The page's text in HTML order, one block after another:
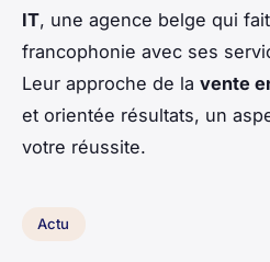
IT, une agence belge qui
francophonie avec ses
Leur approche de la vente
et orientée résultats, un
votre réussite.
Actu